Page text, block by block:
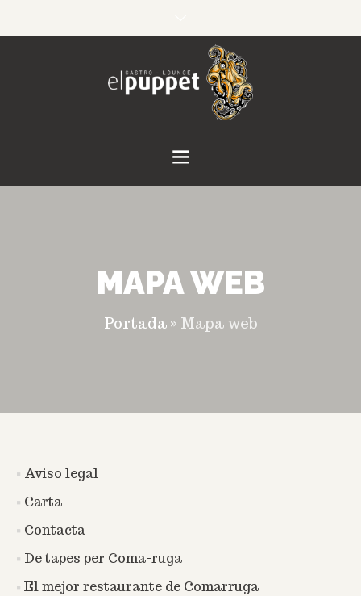
MAPA WEB
Portada» Mapa web
Aviso legal
Carta
Contacta
De tapes per Coma-ruga
El mejor restaurante de Comarruga